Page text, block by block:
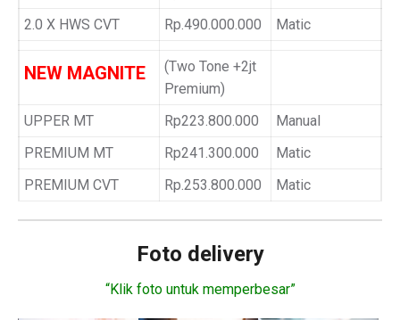
2.0 X HWS CVT
Rp.490.000.000 Matic
NEW MAGNITE
(Two Tone +2jt
Premium)
UPPER MT
Rp223.800.000
Manual
PREMIUM MT
Rp241.300.000
Matic
PREMIUM CVT
Rp.253.800.000 Matic
Foto delivery
“Klik foto untuk memperbesar”